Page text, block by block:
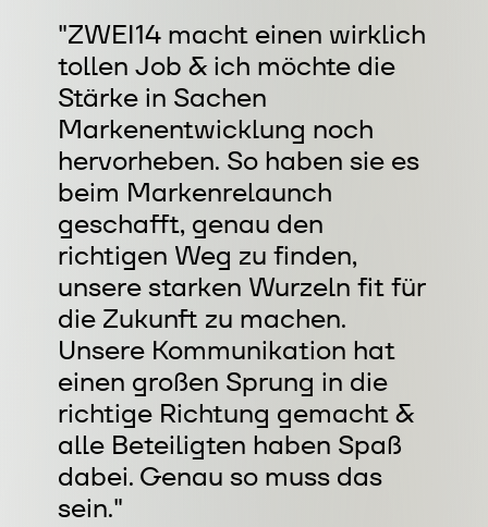
"ZWEI14 macht einen wirklich
tollen Job & ich möchte die
Stärke in Sachen
Markenentwicklung noch
hervorheben. So haben sie es
beim Markenrelaunch
geschafft, genau den
richtigen Weg zu finden,
unsere starken Wurzeln fit für
die Zukunft zu machen.
Unsere Kommunikation hat
einen großen Sprung in die
richtige Richtung gemacht &
alle Beteiligten haben Spaß
dabei. Genau so muss das
sein."